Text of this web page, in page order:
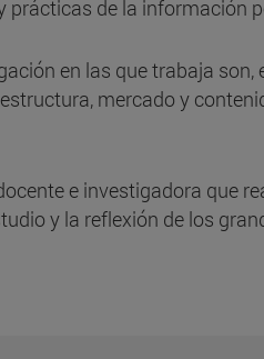
prácticas de la información
en las que trabaja
mercado y
e investigadora que
y la reflexión de los